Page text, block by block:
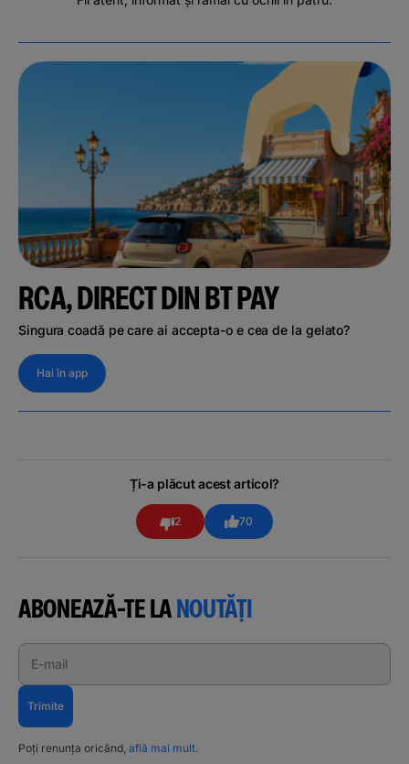
RCA, DIRECT DIN BT PAY
Singura coadă pe care ai accepta-o e cea de la gelato?
Hai în app
Ți-a plăcut acest articol?
2 70
ABONEAZĂ-TE LANOUTĂȚI
E-mail
Trimite
Poți renunța oricând, află mai mult.